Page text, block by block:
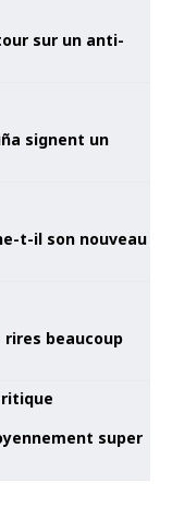
sur un anti-
signent un
t-il son nouveau
rires beaucoup
super